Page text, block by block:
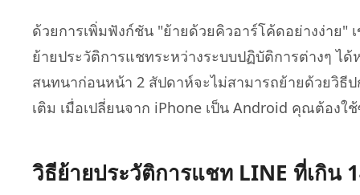
ด้วยการเพิ่มฟังก์ชัน "ย้ายด้วยคิวอาร์โค้ดอย่างง่าย"
ย้ายประวัติการแชทระหว่างระบบปฏิบัติการต่างๆ ไ
สนทนาก่อนหน้า 2 สัปดาห์จะไม่สามารถย้ายด้วยวิธี
เติม เมื่อเปลี่ยนจาก iPhone เป็น Android คุณต้อง
วิธีย้ายประวัติการแชท LINE ที่เกิน